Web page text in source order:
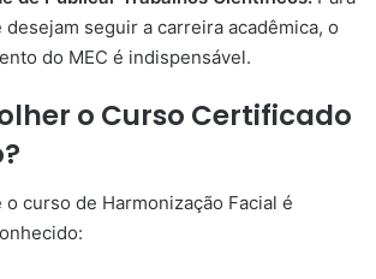
desejam seguir a carreira acadêmica, o
do MEC é indispensável.
o Curso Certificado
o curso de Harmonização Facial é